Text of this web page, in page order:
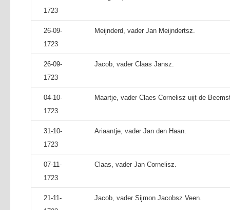
1723
26-09-
1723
Meijnderd, vader Jan Meijndertsz.
26-09-
1723
Jacob, vader Claas Jansz.
04-10-
1723
Maartje, vader Claes Cornelisz uijt de
31-10-
1723
Ariaantje, vader Jan den Haan.
07-11-
1723
Claas, vader Jan Cornelisz.
21-11-
Jacob, vader Sijmon Jacobsz Veen.